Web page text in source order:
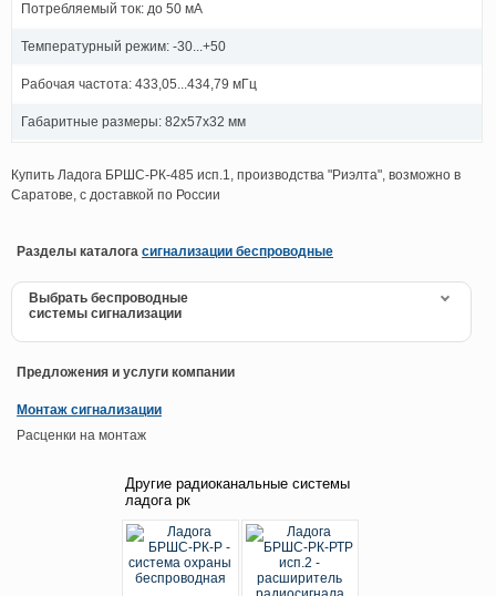
Потребляемый ток: до 50 мА
Температурный режим: -30...+50
Рабочая частота: 433,05...434,79 мГц
Габаритные размеры: 82х57х32 мм
Купить Ладога БРШС-РК-485 исп.1, производства "Риэлта", возможно в
Саратове, с доставкой по России
Разделы каталога сигнализации беспроводные
Выбрать беспроводные
системы сигнализации
Предложения и услуги компании
Монтаж сигнализации
Расценки на монтаж
Другие радиоканальные системы
ладога рк